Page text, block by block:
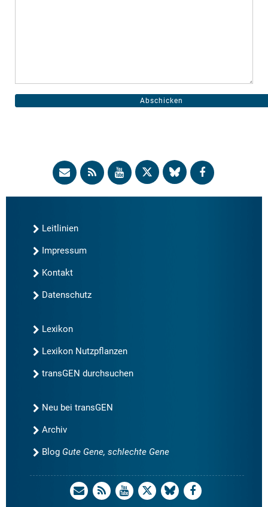
Leitlinien
Impressum
Kontakt
Datenschutz
Lexikon
Lexikon Nutzpflanzen
transGEN durchsuchen
Neu bei transGEN
Archiv
Blog Gute Gene, schlechte Gene